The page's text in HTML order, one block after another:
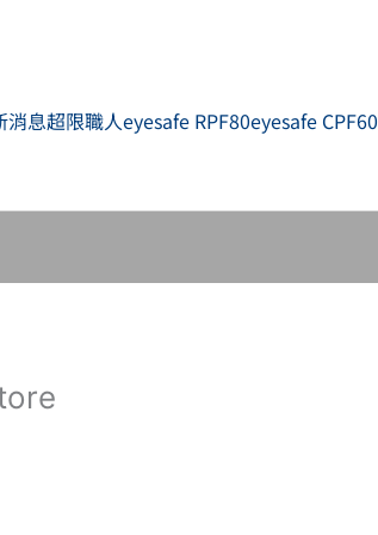
消息超限職人eyesafe RPF80eyesafe CPF60